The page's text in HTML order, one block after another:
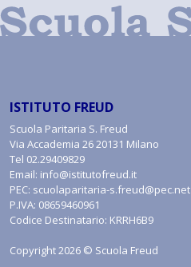
ISTITUTO FREUD
Scuola Paritaria S. Freud
Via Accademia 26 20131 Milano
Tel 02.29409829
Email: info@istitutofreud.it
PEC: scuolaparitaria-s.freud@pec.net
P.IVA: 08659460961
Codice Destinatario: KRRH6B9
Copyright 2026 © Scuola Freud